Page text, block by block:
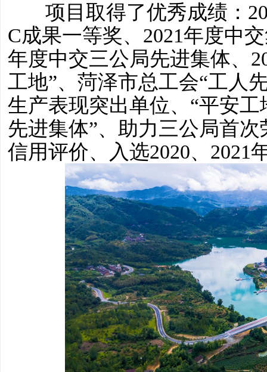
项目取得了优秀成绩：
C成果一等奖、2021年度中
年度中交三公局先进集体、
工地”、菏泽市总工会“工人
生产表现突出单位、“平安
先进集体”、助力三公局首
信用评价、入选2020、2021